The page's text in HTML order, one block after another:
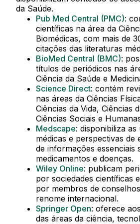
uma área total de mais de
Na parte física são
sinalização tátil e visual,
adequado para todos.
Já a informacional inclui
como o leitor de tela “NVDA”,
à informação para pessoas com
Também utiliza o “Vlibras”
automática do português para
Mouse” para controle do
da cabeça. As bibliotecas
autonomia na leitura, incluindo
e ajuste de fonte, acessível de
internet. Os recursos adicionais
em Braille e baixa visão e lentes
Área para armazenamento
consulta;
Área para estudo coletivo;
Salas de estudos individuais;
Salas de leitura e estudo
Apoio à decisão clínica
Tutorial de acesso à Minha
Tutorial de acesso aos
EBSCO EDS
Tutorial de renovação de
reserva online
Tutorial de acesso à
De segunda à sexta, das
Prédio da Zarns Pouso
em Rua Dr. José Pinto
Jardim Independência -
CEP 37551-086
Infraestrutura
A Biblioteca possui uma
iluminada, ambientes
climatizados, com espaços para
e favorável ao deslocamento
forma autônoma. O projeto
elaborado visando estimular o
da Saúde.
Pub Med Central (PMC):
científicas na área da
Biomédicas, com mais de
citações das literaturas
BioMed Central (BMC):
títulos de periódicos nas
Ciência da Saúde e
Science Direct: contém
nas áreas da Ciências
Ciências da Vida, Ciências
Ciências Sociais e
Medscape: disponibiliza
médicas e perspectivas de
de informações essenciais
medicamentos e doenças.
Wiley Online: publicam
por sociedades científicas
por membros de
renome internacional.
Springer Open: oferece
das áreas da ciência,